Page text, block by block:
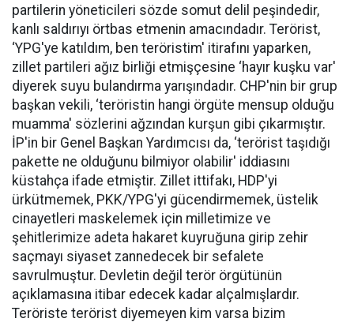
partilerin yöneticileri sözde somut delil peşindedir,
kanlı saldırıyı örtbas etmenin amacındadır. Terörist,
‘YPG'ye katıldım, ben teröristim' itirafını yaparken,
zillet partileri ağız birliği etmişçesine ‘hayır kuşku var'
diyerek suyu bulandırma yarışındadır. CHP'nin bir grup
başkan vekili, ‘teröristin hangi örgüte mensup olduğu
muamma' sözlerini ağzından kurşun gibi çıkarmıştır.
İP'in bir Genel Başkan Yardımcısı da, ‘terörist taşıdığı
pakette ne olduğunu bilmiyor olabilir' iddiasını
küstahça ifade etmiştir. Zillet ittifakı, HDP'yi
ürkütmemek, PKK/YPG'yi gücendirmemek, üstelik
cinayetleri maskelemek için milletimize ve
şehitlerimize adeta hakaret kuyruğuna girip zehir
saçmayı siyaset zannedecek bir sefalete
savrulmuştur. Devletin değil terör örgütünün
açıklamasına itibar edecek kadar alçalmışlardır.
Teröriste terörist diyemeyen kim varsa bizim